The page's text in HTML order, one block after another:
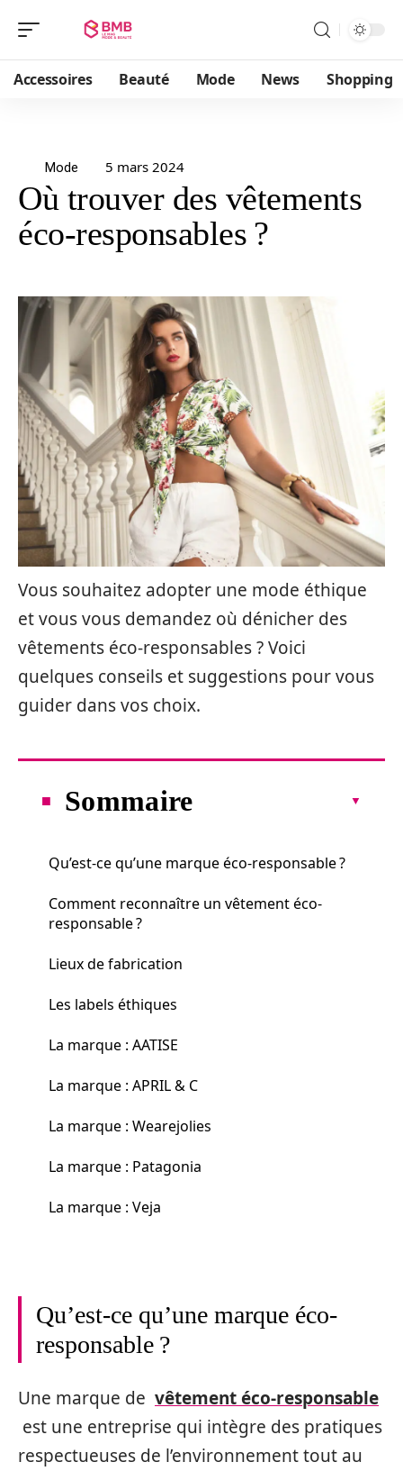
Accessoires Beauté Mode News Shopping
Mode 5 mars 2024
Où trouver des vêtements
éco-responsables ?
Vous souhaitez adopter une mode éthique
et vous vous demandez où dénicher des
vêtements éco-responsables ? Voici
quelques conseils et suggestions pour vous
guider dans vos choix.
Sommaire
Qu’est-ce qu’une marque éco-responsable ?
Comment reconnaître un vêtement éco-
responsable ?
Lieux de fabrication
Les labels éthiques
La marque : AATISE
La marque : APRIL & C
La marque : Wearejolies
La marque : Patagonia
La marque : Veja
Qu’est-ce qu’une marque éco-
responsable ?
Une marque de vêtement éco-responsable
est une entreprise qui intègre des pratiques
respectueuses de l’environnement tout au